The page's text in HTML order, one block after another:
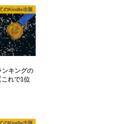
のKindle出版
キングの
れで1位
のKindle出版